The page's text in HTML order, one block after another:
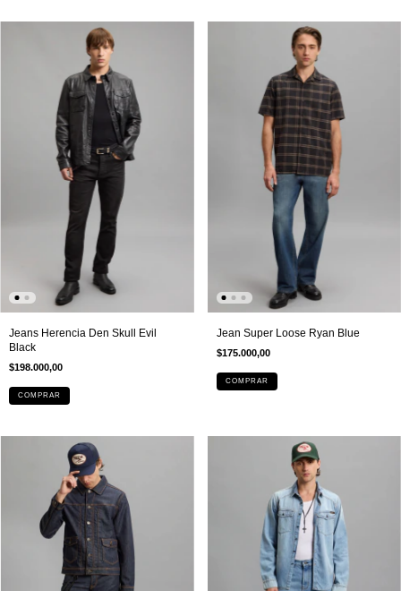
Jeans Herencia Den Skull Evil
Black
$198.000,00
COMPRAR
Jean Super Loose Ryan Blue
$175.000,00
COMPRAR